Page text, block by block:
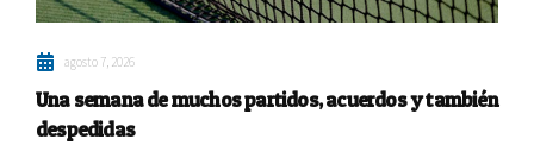
agosto 7, 2026
Una semana de muchos partidos, acuerdos y también
despedidas